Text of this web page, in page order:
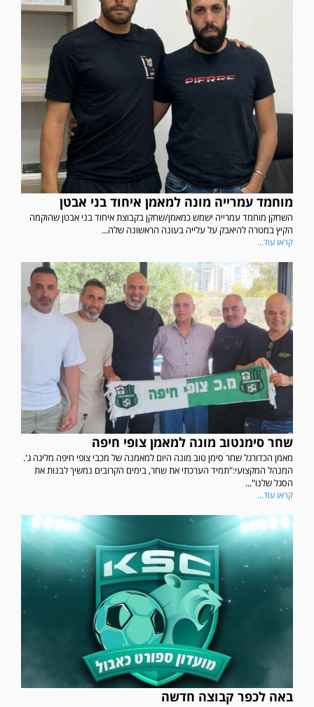
מוחמד עמרייה מונה למאמן איחוד בני אבטן
השחקן מוחמד עמרייה ישמש כמאמן/שחקן בקבוצת איחוד בני אבטן שהוקמה
הקיץ במטרה להיאבק על עלייה בעונה הראשונה שלה...
קראו עוד...
שחר סימנטוב מונה למאמן צופי חיפה
מאמן הכדורגל שחר סימן טוב מונה היום למאמנה של מכבי צופי חיפה מליגה ג'.
המנהל המקצועי:"תמיד הערכתי את שחר, בימים הקרובים נמשיך לבנות את
הסגל שלנו"...
קראו עוד...
באה לכפר קבוצה חדשה